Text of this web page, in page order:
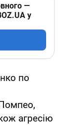
—
у
по
агресію